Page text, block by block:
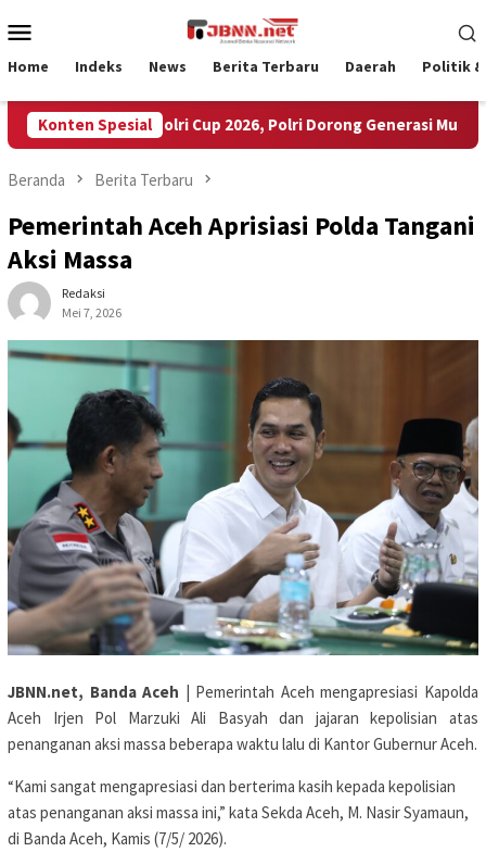
ke
Mobile
Home Indeks News Berita Terbaru Daerah Politik &
Konten Spesial
Ikuti Kapolri Cup 2026, Polri Dorong Generasi Muda Jadi
Beranda Berita Terbaru
Pemerintah Aceh Aprisiasi Polda Tangani
Aksi Massa
Redaksi
Mei 7, 2026
JBNN.net, Banda Aceh | Pemerintah Aceh mengapresiasi Kapolda
Aceh Irjen Pol Marzuki Ali Basyah dan jajaran kepolisian atas
penanganan aksi massa beberapa waktu lalu di Kantor Gubernur Aceh.
“Kami sangat mengapresiasi dan berterima kasih kepada kepolisian
atas penanganan aksi massa ini,” kata Sekda Aceh, M. Nasir Syamaun,
di Banda Aceh, Kamis (7/5/ 2026).